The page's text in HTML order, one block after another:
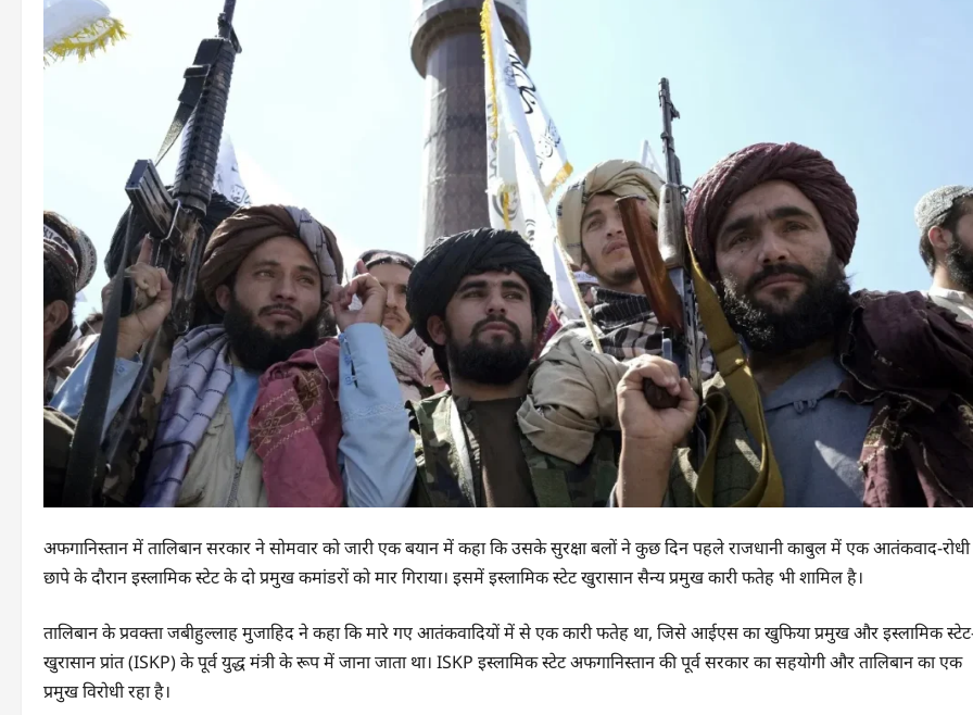
अफगानिस्तान में तालिबान सरकार ने सोमवार को जारी एक बयान में कहा कि उसके सुरक्षा बलों ने कुछ दिन पहले राजधानी काबुल में एक आतंकवाद-रोधी
छापे के दौरान इस्लामिक स्टेट के दो प्रमुख कमांडरों को मार गिराया। इसमें इस्लामिक स्टेट खुरासान सैन्य प्रमुख कारी फतेह भी शामिल है।
तालिबान के प्रवक्ता जबीहुल्लाह मुजाहिद ने कहा कि मारे गए आतंकवादियों में से एक कारी फतेह था, जिसे आईएस का खुफिया प्रमुख और इस्लामिक
खुरासान प्रांत (ISKP) के पूर्व युद्ध मंत्री के रूप में जाना जाता था। ISKP इस्लामिक स्टेट अफगानिस्तान की पूर्व सरकार का सहयोगी और तालिबान का एक
प्रमुख विरोधी रहा है।